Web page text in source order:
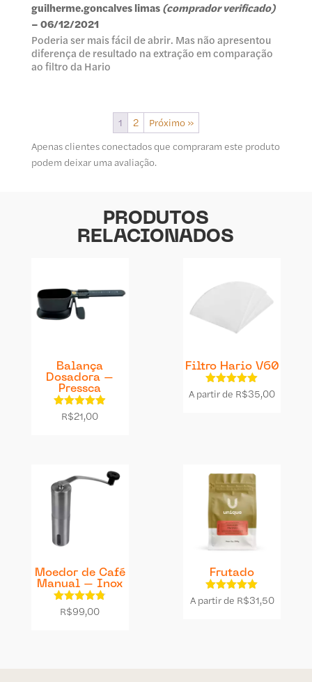
4de 5
guilherme.goncalves limas(comprador verificado)
–06/12/2021
Poderia ser mais fácil de abrir. Mas não apresentou
diferença de resultado na extração em comparação
ao filtro da Hario
1 2
Próximo »
Apenas clientes conectados que compraram este produto
podem deixar uma avaliação.
PRODUTOS
RELACIONADOS
Balança
Dosadora –
Pressca
Avaliação
4.87
R$21,00
Filtro Hario V60
Avaliação
A partir de R$35,00
Moedor de Café
Manual – Inox
Avaliação
4.75
R$99,00
Frutado
Avaliação
A partir de R$31,50